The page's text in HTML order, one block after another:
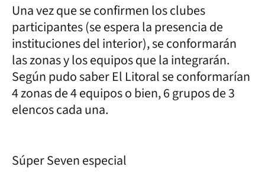
Una vez que se confirmen los clubes
participantes (se espera la presencia de
instituciones del interior), se conformarán
las zonas y los equipos que la integrarán.
Según pudo saber El Litoral se conformarían
4 zonas de 4 equipos o bien, 6 grupos de 3
elencos cada una.
Súper Seven especial